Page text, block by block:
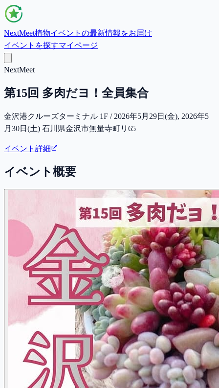
NextMeet植物イベントの最新情報をお届け
イベントを探すマイページ
NextMeet
第15回 多肉だヨ！全員集合
金沢港クルーズターミナル 1F / 2026年5月29日(金), 2026年5
月30日(土) 石川県金沢市無量寺町リ65
イベント詳細
イベント概要